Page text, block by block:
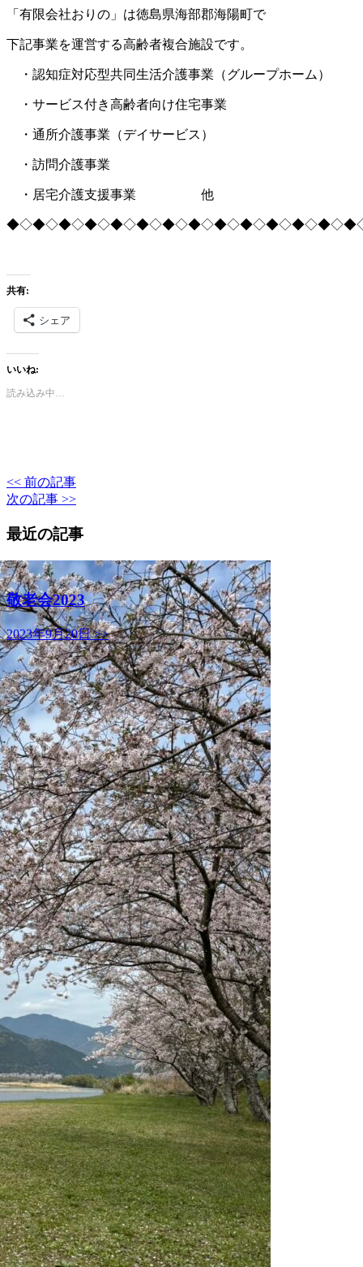
「有限会社おりの」は徳島県海部郡海陽町で
下記事業を運営する高齢者複合施設です。
・認知症対応型共同生活介護事業（グループホーム）
・サービス付き高齢者向け住宅事業
・通所介護事業（デイサービス）
・訪問介護事業
・居宅介護支援事業 他
共有:
シェア
いいね:
読み込み中…
<< 前の記事
次の記事 >>
最近の記事
敬老会2023
2023年9月20日 >>